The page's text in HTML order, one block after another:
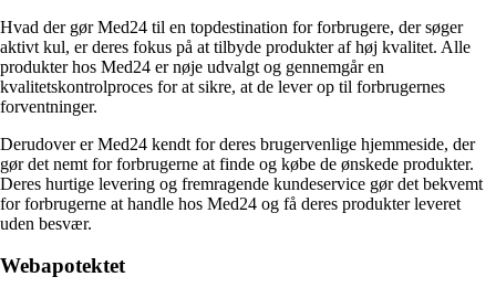
Hvad der gør Med24 til en topdestination for forbrugere, der søger
aktivt kul, er deres fokus på at tilbyde produkter af høj kvalitet. Alle
produkter hos Med24 er nøje udvalgt og gennemgår en
kvalitetskontrolproces for at sikre, at de lever op til forbrugernes
forventninger.
Derudover er Med24 kendt for deres brugervenlige hjemmeside, der
gør det nemt for forbrugerne at finde og købe de ønskede produkter.
Deres hurtige levering og fremragende kundeservice gør det bekvemt
for forbrugerne at handle hos Med24 og få deres produkter leveret
uden besvær.
Webapotektet